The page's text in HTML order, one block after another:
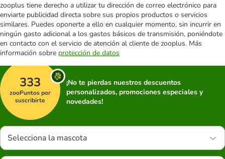
zooplus tiene derecho a utilizar tu dirección de correo electrónico para
enviarte publicidad directa sobre sus propios productos o servicios
similares. Puedes oponerte a ello en cualquier momento, sin incurrir en
ningún gasto adicional a los gastos básicos de transmisión, poniéndote
en contacto con el servicio de atención al cliente de zooplus. Más
información sobre protección de datos
333
zooPuntos por
suscribirte
¡No te pierdas nuestros descuentos
personalizados, promociones especiales y
novedades!
Selecciona la mascota